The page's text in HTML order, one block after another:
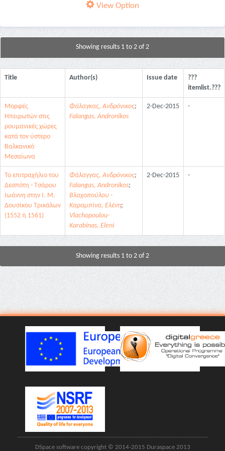
View Option
Showing results 1 to 2 of 2
Title Author(s) Issue date
???
itemlist.???
Μορφές
Ηπειρωτών στις
ρουμανικές χώρες
κατά τον ύστερο
Βαλκανικό
Μεσαίωνα
Φάλαγκας, Ανδρόνικος;
Falangas, Andronikos
2-Dec-2015 -
Το επιτραχήλιο του
Δεσπότη - Τσάρου
Ιωάννη στην I. Μ.
Δουσίκου Τρικάλων
(1552 ή 1561)
Φάλαγγας, Ανδρόνικος;
Falangas, Andronikos;
Βλαχοπούλου -
Καραμπίνα, Ελένη;
Vlachopoulou-
Karabinas, Eleni
2-Dec-2015 -
Showing results 1 to 2 of 2
DSpace software copyright © 2014-2015 Duraspace 2013